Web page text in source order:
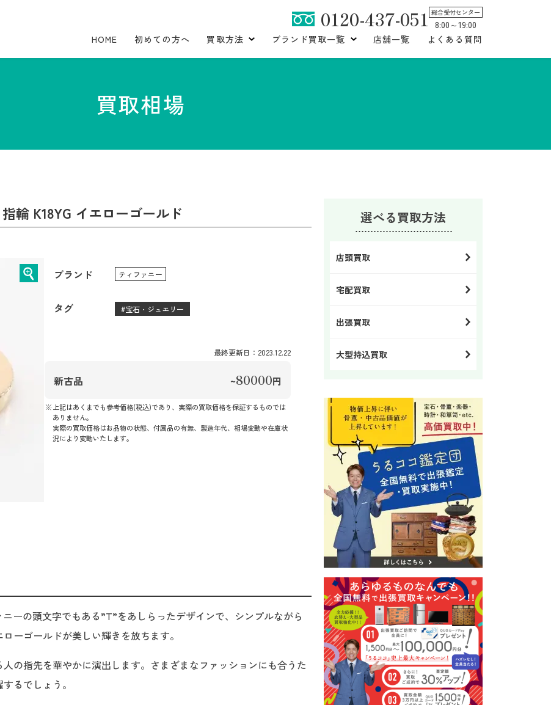
0120-437-051 総合受付センター
8:00～19:00
HOME
初めての方へ 買取方法 ブランド買取一覧 店舗一覧 よくある質問
買取相場
輪 K18YG イエローゴールド
ブランド ティファニー
タグ 宝石・ジュエリー
最終更新日：2023.12.22
新古品 ~80000円
上記はあくまでも参考価格(税込)であり、実際の買取価格を保証するものでは
ありません。
実際の買取価格はお品物の状態、付属品の有無、製造年代、相場変動や在庫状
況により変動いたします。
ーの頭文字でもある”T”をあしらったデザインで、シンプルながら
ーゴールドが美しい輝きを放ちます。
の指先を華やかに演出します。さまざまなファッションにも合うた
るでしょう。
選べる買取方法
店頭買取
宅配買取
出張買取
大型持込買取